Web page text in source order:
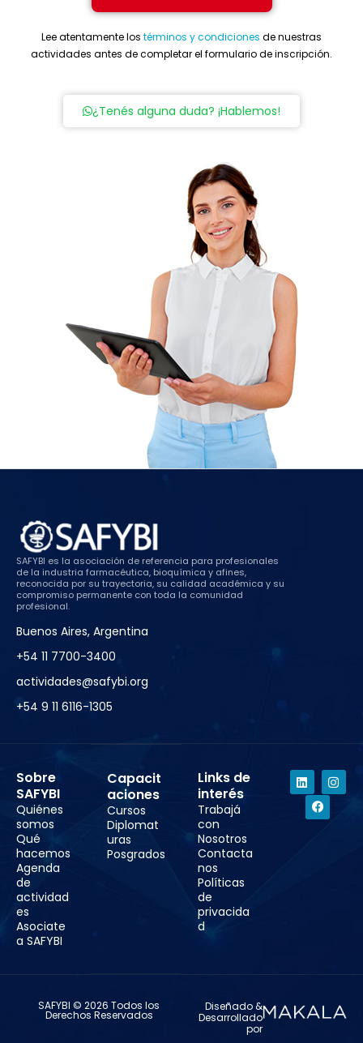
Lee atentamente los términos y condiciones de nuestras
actividades antes de completar el formulario de inscripción.
¿Tenés alguna duda? ¡Hablemos!
SAFYBI es la asociación de referencia para profesionales
de la industria farmacéutica, bioquímica y afines,
reconocida por su trayectoria, su calidad académica y su
compromiso permanente con toda la comunidad
profesional.
Buenos Aires, Argentina
+54 11 7700-3400
actividades@safybi.org
+54 9 11 6116-1305
Sobre
SAFYBI
Quiénes
somos
Qué
hacemos
Agenda
de
actividad
es
Asociate
a SAFYBI
Capacit
aciones
Cursos
Diplomat
uras
Posgrados
Links de
interés
Trabajá
con
Nosotros
Contacta
nos
Políticas
de
privacida
d
SAFYBI © 2026 Todos los
Derechos Reservados
Diseñado &
Desarrollado
por